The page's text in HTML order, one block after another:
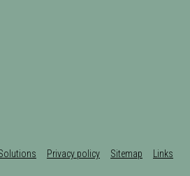
Privacy policy Sitemap Links